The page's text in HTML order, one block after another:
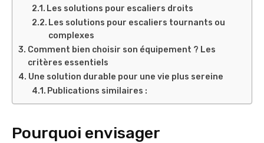
Les solutions pour escaliers droits
Les solutions pour escaliers tournants ou
complexes
Comment bien choisir son équipement ? Les
critères essentiels
Une solution durable pour une vie plus sereine
Publications similaires :
Pourquoi envisager